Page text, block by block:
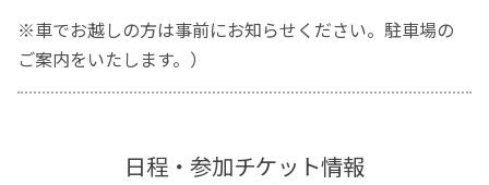
※車でお越しの方は事前にお知らせください。駐車場の
ご案内をいたします。）
日程・参加チケット情報